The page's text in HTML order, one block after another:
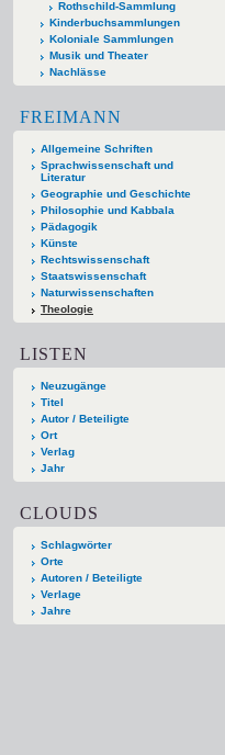
Rothschild-Sammlung
Kinderbuchsammlungen
Koloniale Sammlungen
Musik und Theater
Nachlässe
FREIMANN
Allgemeine Schriften
Sprachwissenschaft und
Literatur
Geographie und Geschichte
Philosophie und Kabbala
Pädagogik
Künste
Rechtswissenschaft
Staatswissenschaft
Naturwissenschaften
Theologie
LISTEN
Neuzugänge
Titel
Autor / Beteiligte
Ort
Verlag
Jahr
CLOUDS
Schlagwörter
Orte
Autoren / Beteiligte
Verlage
Jahre